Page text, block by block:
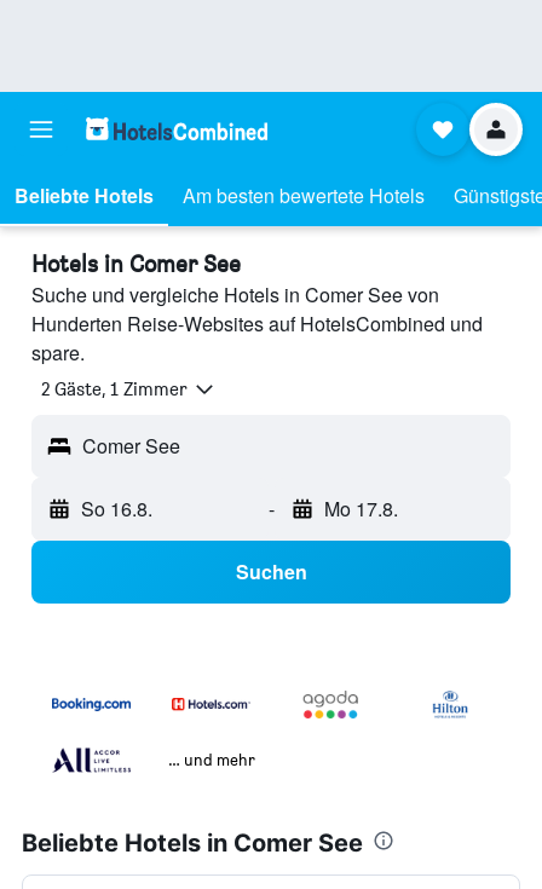
Beliebte Hotels Am besten bewertete Hotels
Hotels in Comer See
Suche und vergleiche Hotels in Comer See von
Hunderten Reise-Websites auf HotelsCombined und
spare.
2 Gäste, 1 Zimmer
Comer See
So 16.8. - Mo 17.8.
Suchen
… und mehr
Beliebte Hotels in Comer See